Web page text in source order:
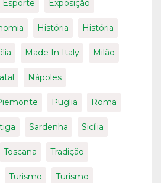
Esporte Exposição
História História
Made In Italy Milão
Nápoles
Puglia Roma
Sardenha Sicília
Toscana Tradição
Turismo Turismo